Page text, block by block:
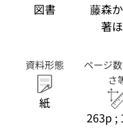
図書
藤森
著
資料形態
紙
ページ
さ
263p ;